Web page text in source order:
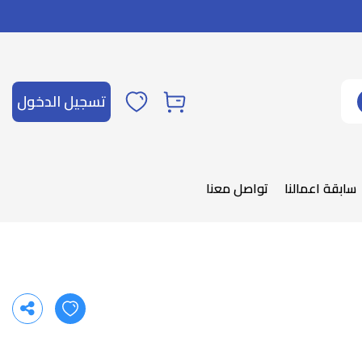
تسجيل الدخول
سابقة اعمالنا تواصل معنا